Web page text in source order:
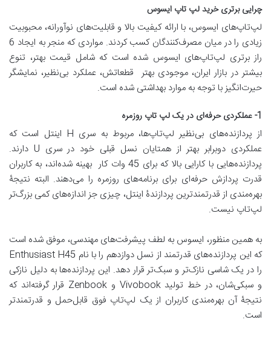
چرایی برتری خرید لپ تاپ ایسوس
لپ‌تاپ‌های ایسوس، با ارائه کیفیت بالا و قابلیت‌های نوآورانه، محبوبیت
زیادی را در میان مصرف‌کنندگان کسب کردند. مواردی که منجر به ایجاد 6
راز برتری لپ‌تاپ‌های ایسوس شده است که شامل قیمت بهتر، تنوع
بیشتر در بازار ایران، موجودی بهتر قطعاتش، عملکرد بی‌نظیر، نمایشگر
حیرت‌انگیز با توجه به موارد بهداشتی شده است.
1- عملکردی حرفه‌ای در یک لپ تاپ روزمره
از پردازنده‌های بی‌نظیر لپ‌تاپ‌ها، مربوط به سری H اینتل است که
عملکردی دوبرابر بهتر از همتایان نسل قبلی خود در سری U دارند.
پردازنده‌هایی با کارایی بالا که برای 45 وات کار بهینه شده‌اند، به کاربران
قدرت پردازش حرفه‌ای برای برنامه‌های روزمره را می‌دهند. البته نتیجۀ
بهره‌مندی از قدرتمندترین پردازندۀ اینتل، چیزی جز اندازه‌های کمی بزرگ‌تر
لپ‌تاپ نیست.
به همین منظور، ایسوس به لطف پیشرفت‌های مهندسی، موفق شده است
که این پردازنده‌های قدرتمند از نسل دوازدهم را با نام Enthusiast H45
را در یک شاسی نازک‌تر و سبک‌تر قرار دهد. این پردازنده‌ها به دلیل نازکی
و سبکی‌شان، در خط تولید Vivobook و Zenbook قرار گرفته‌اند که
نتیجۀ آن بهره‌مندی کاربران از یک لپ‌تاپ فوق قابل‌حمل و قدرتمندتر
است.